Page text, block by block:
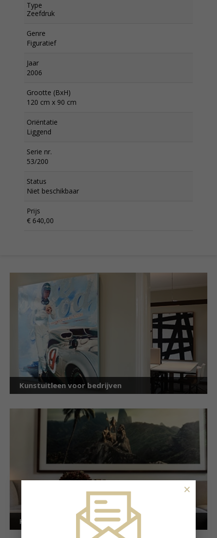
Type
Zeefdruk
Genre
Figuratief
Jaar
2006
Grootte (BxH)
120 cm x 90 cm
Oriëntatie
Liggend
Serie nr.
53/200
Status
Niet beschikbaar
Prijs
€ 640,00
Kunstuitleen voor bedrijven
Kunstuitleen voor particulieren
×